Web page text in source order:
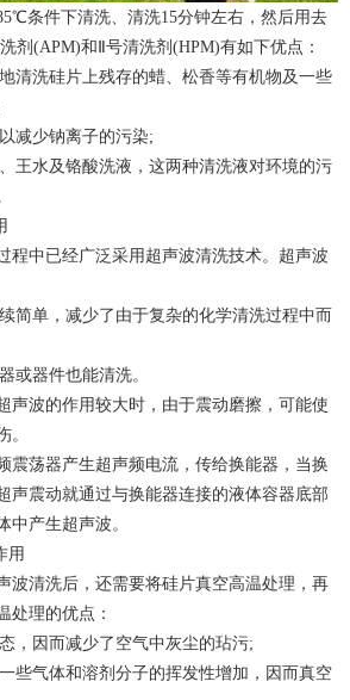
条件下清洗、清洗15分钟左右，然后用去
剂(APM)和Ⅱ号清洗剂(HPM)有如下优点：
清洗硅片上残存的蜡、松香等有机物及一些
减少钠离子的污染;
王水及铬酸洗液，这两种清洗液对环境的污
程中已经广泛采用超声波清洗技术。超声波
简单，减少了由于复杂的化学清洗过程中而
或器件也能清洗。
声波的作用较大时，由于震动磨擦，可能使
。
震荡器产生超声频电流，传给换能器，当换
声震动就通过与换能器连接的液体容器底部
中产生超声波。
用
波清洗后，还需要将硅片真空高温处理，再
处理的优点：
，因而减少了空气中灰尘的玷污;
些气体和溶剂分子的挥发性增加，因而真空